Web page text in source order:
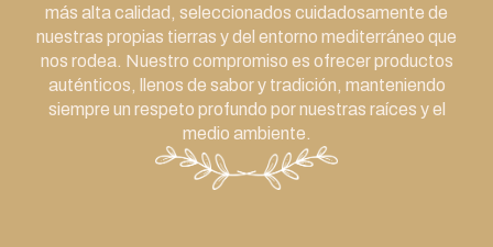
más alta calidad, seleccionados cuidadosamente de
nuestras propias tierras y del entorno mediterráneo que
nos rodea. Nuestro compromiso es ofrecer productos
auténticos, llenos de sabor y tradición, manteniendo
siempre un respeto profundo por nuestras raíces y el
medio ambiente.